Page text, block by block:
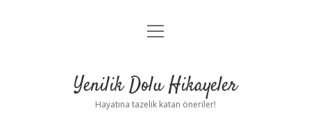
Anasayfa
Yasal Uyarı
menüyü
Yenilik Dolu Hikayeler
Hayatına tazelik katan öneriler!